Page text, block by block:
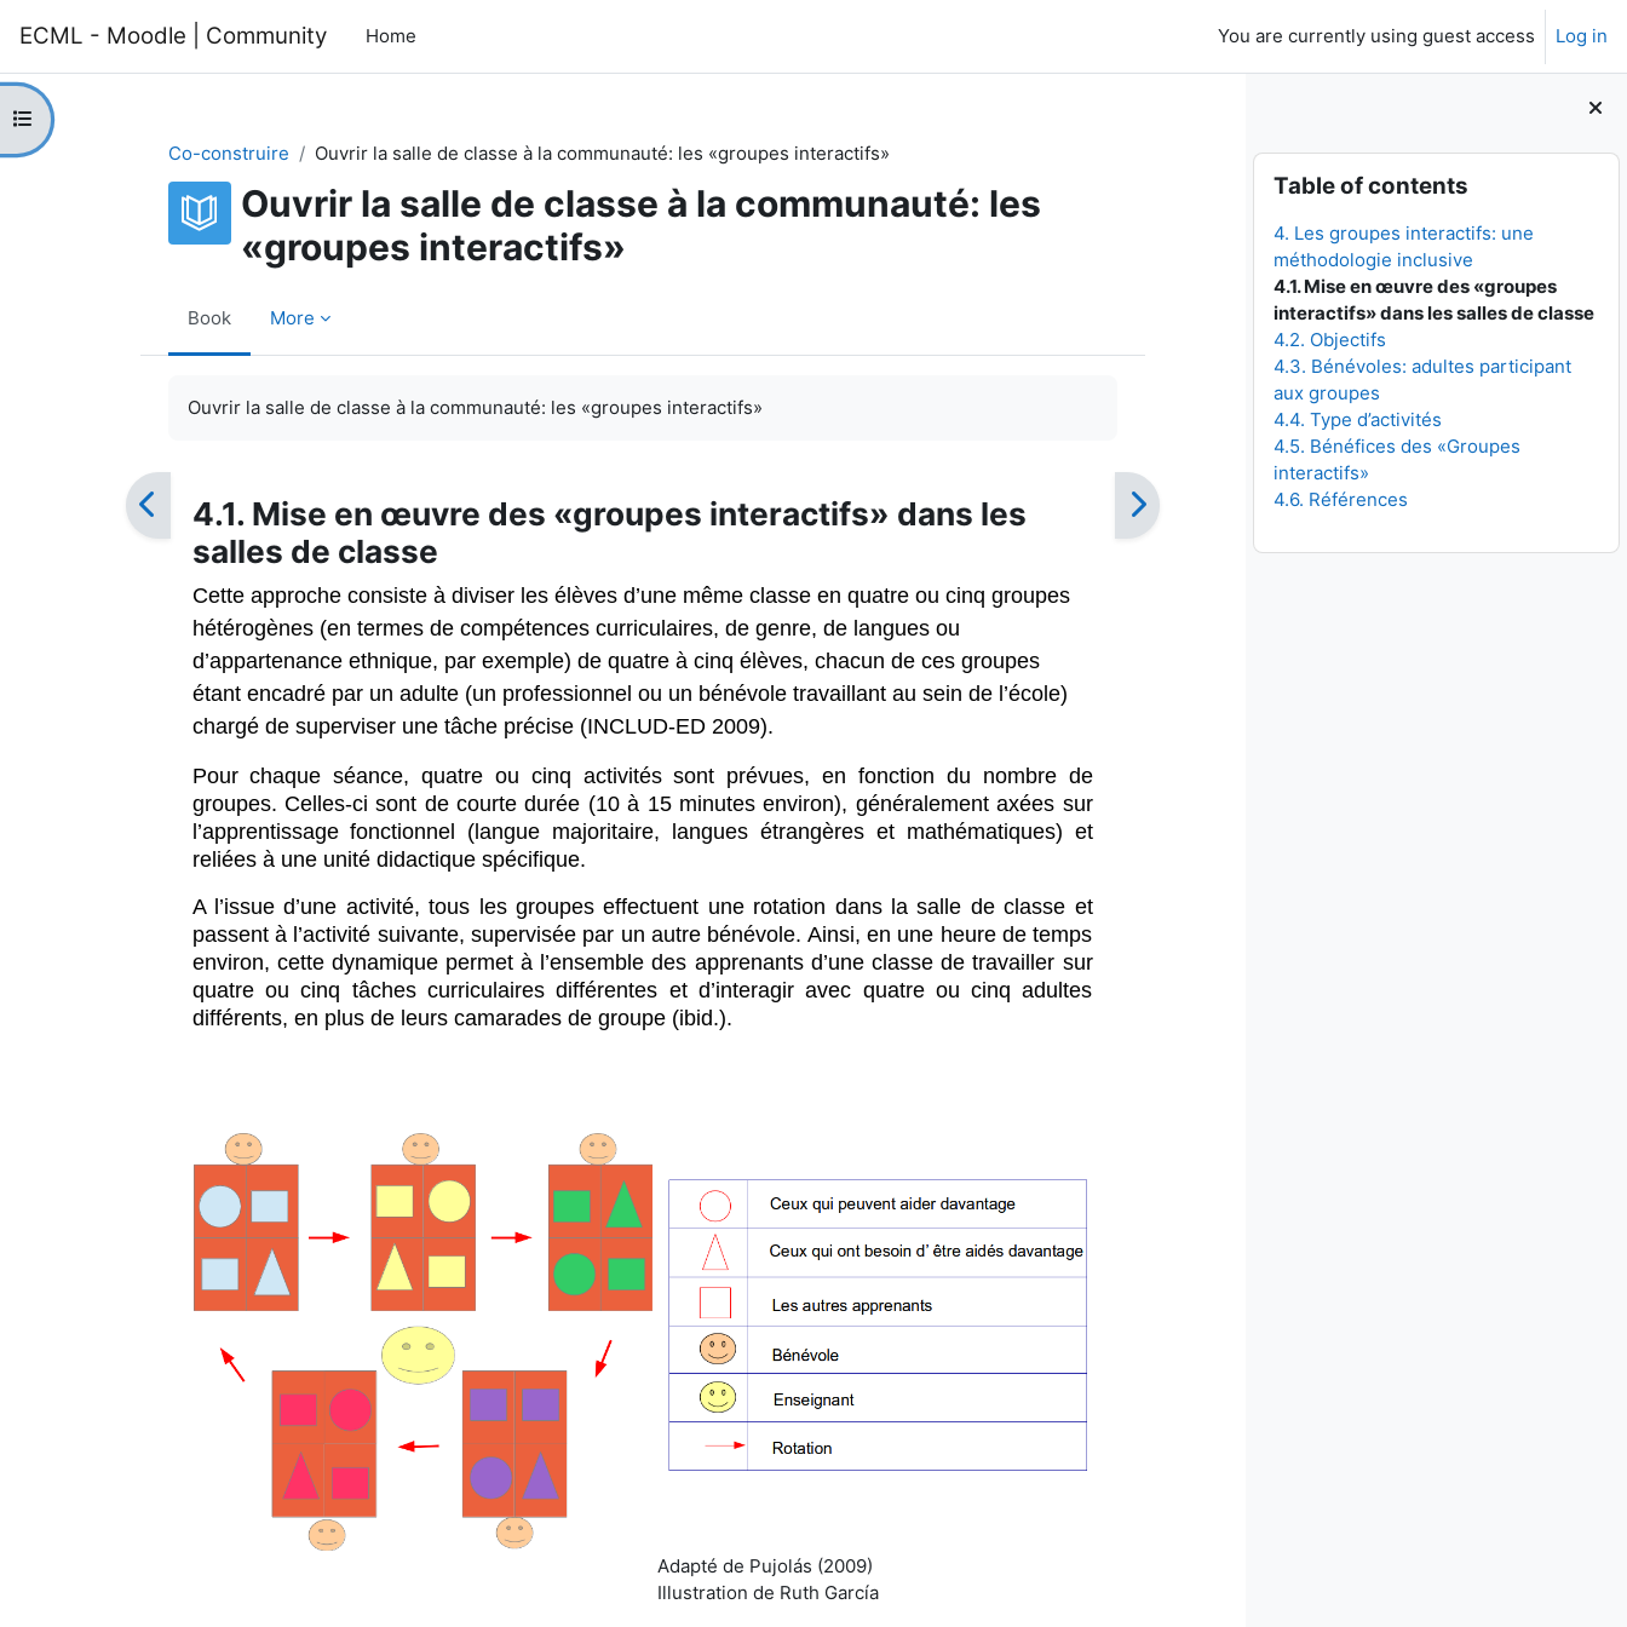
ECML - Moodle | Community Home You are currently using guest access Log in
Skip Table of contents
Table of contents
4. Les groupes interactifs: une
méthodologie inclusive
4.1. Mise en œuvre des «groupes
interactifs» dans les salles de classe
4.2. Objectifs
4.3. Bénévoles: adultes participant
aux groupes
4.4. Type d’activités
4.5. Bénéfices des «Groupes
interactifs»
4.6. Références
Open course index
Co-construire
Ouvrir la salle de classe à la communauté: les «groupes interactifs»
Ouvrir la salle de classe à la communauté: les
«groupes interactifs»
Book More
Ouvrir la salle de classe à la communauté: les «groupes interactifs»
4.1. Mise en œuvre des «groupes interactifs» dans les
salles de classe
Cette approche consiste à diviser les élèves d’une même classe en quatre ou cinq groupes
hétérogènes (en termes de compétences curriculaires, de genre, de langues ou
d’appartenance ethnique, par exemple) de quatre à cinq élèves, chacun de ces groupes
étant encadré par un adulte (un professionnel ou un bénévole travaillant au sein de l’école)
chargé de superviser une tâche précise (INCLUD-ED 2009).
Pour chaque séance, quatre ou cinq activités sont prévues, en fonction du nombre de
groupes. Celles-ci sont de courte durée (10 à 15 minutes environ), généralement axées sur
l’apprentissage fonctionnel (langue majoritaire, langues étrangères et mathématiques) et
reliées à une unité didactique spécifique.
A l’issue d’une activité, tous les groupes effectuent une rotation dans la salle de classe et
passent à l’activité suivante, supervisée par un autre bénévole. Ainsi, en une heure de temps
environ, cette dynamique permet à l’ensemble des apprenants d’une classe de travailler sur
quatre ou cinq tâches curriculaires différentes et d’interagir avec quatre ou cinq adultes
différents, en plus de leurs camarades de groupe (ibid.).
Adapté de Pujolás (2009)
Illustration de Ruth García